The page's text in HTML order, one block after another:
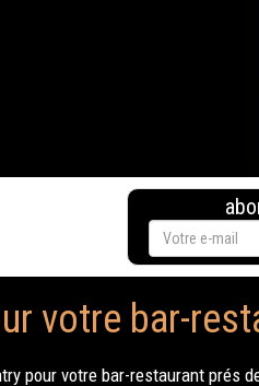
votre bar-
pour votre bar-restaurant prés